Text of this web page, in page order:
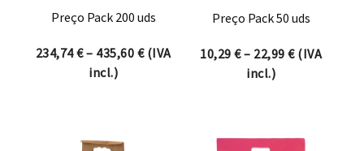
Preço Pack 200 uds
234,74€– 435,60 €Price range: 234,74 € through 435,60
(IVA
incl.)
Preço Pack 50 uds
10,29 €– 22,99 €Price
(IVA
incl.)